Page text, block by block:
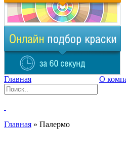
Главная О
Главная » Палермо